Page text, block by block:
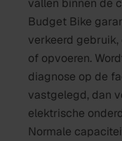
vallen binnen de
Budget Bike
verkeerd gebruik,
of opvoeren.
diagnose op de
vastgelegd, dan
elektrische
Normale